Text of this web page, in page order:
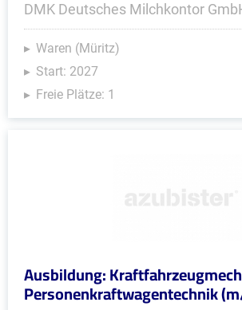
DMK Deutsches Milchkontor
Waren (Müritz)
Start: 2027
Freie Plätze: 1
Ausbildung:
Personenkraftwagentechnik